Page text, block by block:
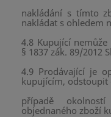
nakládání s tímto
nakládat s ohledem
4.8 Kupující
§ 1837 zák. 89/2012
4.9 Prodávající je
kupujícím,
případě
objednaného zboží